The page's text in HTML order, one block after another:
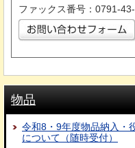
ファックス番号：0791-
物品
令和8・9年度物品納入・
について（随時受付）